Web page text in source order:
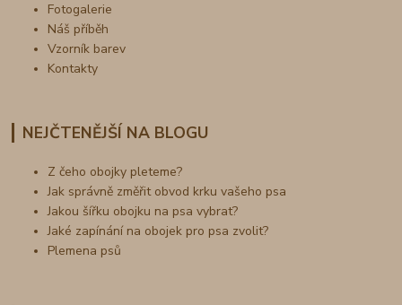
Fotogalerie
Náš příběh
Vzorník barev
Kontakty
NEJČTENĚJŠÍ NA BLOGU
Z čeho obojky pleteme?
Jak správně změřit obvod krku vašeho psa
Jakou šířku obojku na psa vybrat?
Jaké zapínání na obojek pro psa zvolit?
Plemena psů